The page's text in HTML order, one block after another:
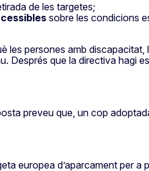
de les targetes;
sobre les condicions
les persones amb
que la directiva hagi
preveu que, un cop
europea d’aparcament per a